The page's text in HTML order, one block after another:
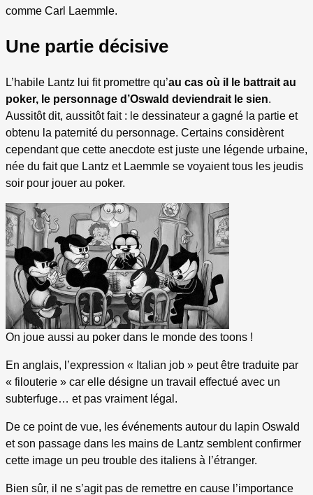
comme Carl Laemmle.
Une partie décisive
L’habile Lantz lui fit promettre qu’au cas où il le battrait au
poker, le personnage d’Oswald deviendrait le sien.
Aussitôt dit, aussitôt fait : le dessinateur a gagné la partie et
obtenu la paternité du personnage. Certains considèrent
cependant que cette anecdote est juste une légende urbaine,
née du fait que Lantz et Laemmle se voyaient tous les jeudis
soir pour jouer au poker.
On joue aussi au poker dans le monde des toons !
En anglais, l’expression « Italian job » peut être traduite par
« filouterie » car elle désigne un travail effectué avec un
subterfuge… et pas vraiment légal.
De ce point de vue, les événements autour du lapin Oswald
et son passage dans les mains de Lantz semblent confirmer
cette image un peu trouble des italiens à l’étranger.
Bien sûr, il ne s’agit pas de remettre en cause l’importance